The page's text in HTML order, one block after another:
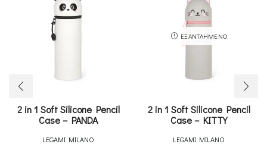
2 in 1 Soft Silicone Pencil
Case – PANDA
LEGAMI MILANO
ΕΞΑΝΤΛΗΜΈΝΟ
2 in 1 Soft Silicone Pencil
Case – KITTY
LEGAMI MILANO